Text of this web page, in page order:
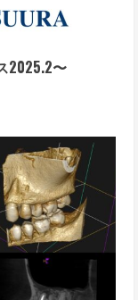
2025.2〜